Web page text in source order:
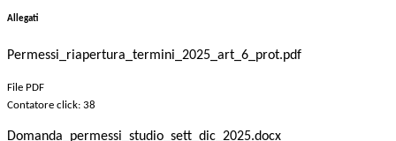
Allegati
Permessi_riapertura_termini_2025_art_6_prot.pdf
File PDF
Contatore click: 38
Domanda_permessi_studio_sett_dic_2025.docx